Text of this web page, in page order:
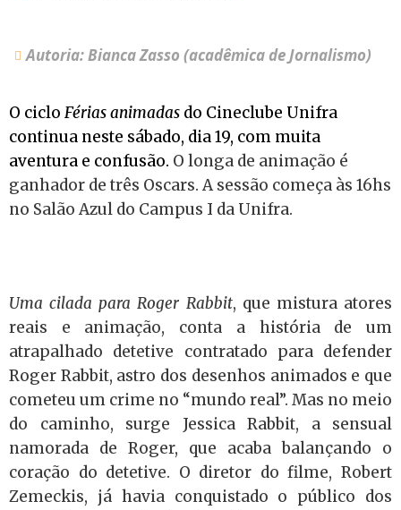
Autoria: Bianca Zasso (acadêmica de Jornalismo)
O ciclo Férias animadas do Cineclube Unifra
continua neste sábado, dia 19, com muita
aventura e confusão. O longa de animação é
ganhador de três Oscars. A sessão começa às 16hs
no Salão Azul do Campus I da Unifra.
Uma cilada para Roger Rabbit, que mistura atores
reais e animação, conta a história de um
atrapalhado detetive contratado para defender
Roger Rabbit, astro dos desenhos animados e que
cometeu um crime no “mundo real”. Mas no meio
do caminho, surge Jessica Rabbit, a sensual
namorada de Roger, que acaba balançando o
coração do detetive. O diretor do filme, Robert
Zemeckis, já havia conquistado o público dos